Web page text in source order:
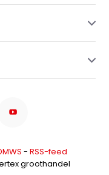
- RSS-feed
groothandel